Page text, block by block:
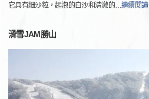
它具有細沙粒，起泡的白沙和清澈的…繼續閱讀
滑雪JAM勝山